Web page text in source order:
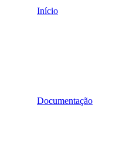
Início
Documentação